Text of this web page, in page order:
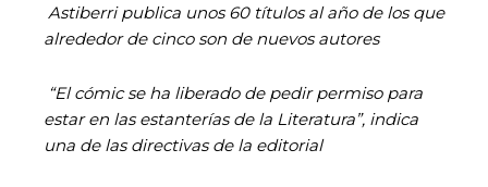
Astiberri publica unos 60 títulos al año de los que
alrededor de cinco son de nuevos autores
“El cómic se ha liberado de pedir permiso para
estar en las estanterías de la Literatura”, indica
una de las directivas de la editorial